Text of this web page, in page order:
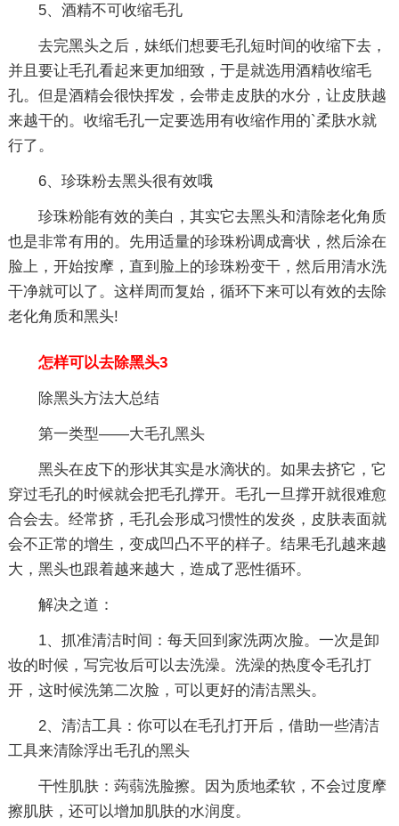
5、酒精不可收缩毛孔
去完黑头之后，妹纸们想要毛孔短时间的收缩下去，
并且要让毛孔看起来更加细致，于是就选用酒精收缩毛
孔。但是酒精会很快挥发，会带走皮肤的水分，让皮肤越
来越干的。收缩毛孔一定要选用有收缩作用的`柔肤水就
行了。
6、珍珠粉去黑头很有效哦
珍珠粉能有效的美白，其实它去黑头和清除老化角质
也是非常有用的。先用适量的珍珠粉调成膏状，然后涂在
脸上，开始按摩，直到脸上的珍珠粉变干，然后用清水洗
干净就可以了。这样周而复始，循环下来可以有效的去除
老化角质和黑头!
怎样可以去除黑头3
除黑头方法大总结
第一类型——大毛孔黑头
黑头在皮下的形状其实是水滴状的。如果去挤它，它
穿过毛孔的时候就会把毛孔撑开。毛孔一旦撑开就很难愈
合会去。经常挤，毛孔会形成习惯性的发炎，皮肤表面就
会不正常的增生，变成凹凸不平的样子。结果毛孔越来越
大，黑头也跟着越来越大，造成了恶性循环。
解决之道：
1、抓准清洁时间：每天回到家洗两次脸。一次是卸
妆的时候，写完妆后可以去洗澡。洗澡的热度令毛孔打
开，这时候洗第二次脸，可以更好的清洁黑头。
2、清洁工具：你可以在毛孔打开后，借助一些清洁
工具来清除浮出毛孔的黑头
干性肌肤：蒟蒻洗脸擦。因为质地柔软，不会过度摩
擦肌肤，还可以增加肌肤的水润度。